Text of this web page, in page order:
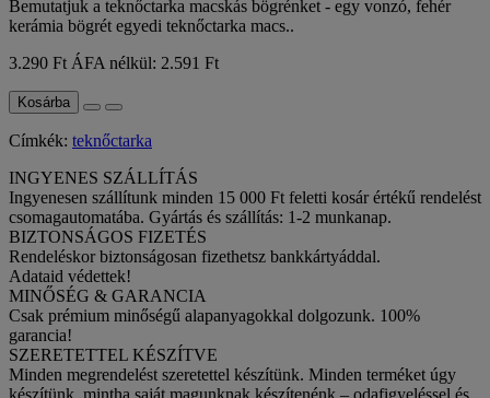
Bemutatjuk a teknőctarka macskás bögrénket - egy vonzó, fehér
kerámia bögrét egyedi teknőctarka macs..
3.290 FtÁFA nélkül: 2.591 Ft
Kosárba
Címkék: teknőctarka
INGYENES SZÁLLÍTÁS
Ingyenesen szállítunk minden 15 000 Ft feletti kosár értékű rendelést
csomagautomatába. Gyártás és szállítás: 1-2 munkanap.
BIZTONSÁGOS FIZETÉS
Rendeléskor biztonságosan fizethetsz bankkártyáddal.
Adataid védettek!
MINŐSÉG & GARANCIA
Csak prémium minőségű alapanyagokkal dolgozunk. 100%
garancia!
SZERETETTEL KÉSZÍTVE
Minden megrendelést szeretettel készítünk. Minden terméket úgy